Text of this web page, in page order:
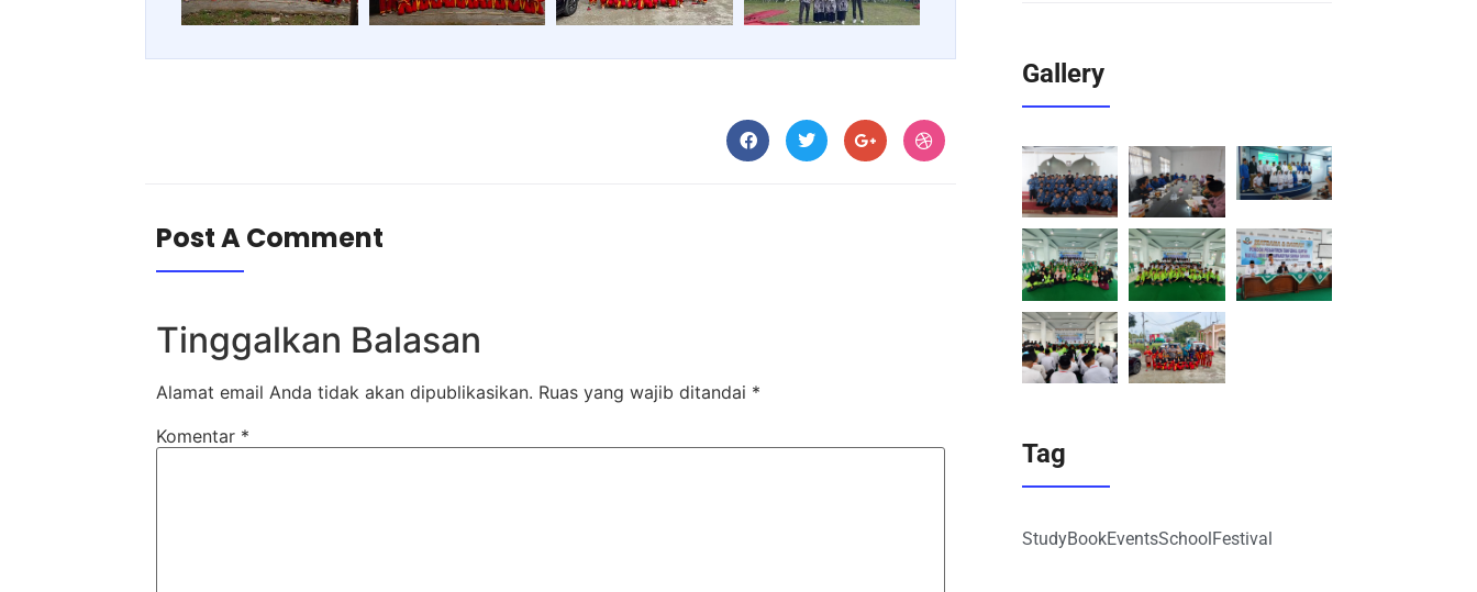
Post A Comment
Tinggalkan Balasan
Alamat email Anda tidak akan dipublikasikan. Ruas yang wajib ditandai *
Komentar *
Gallery
Tag
StudyBookEventsSchool Festival